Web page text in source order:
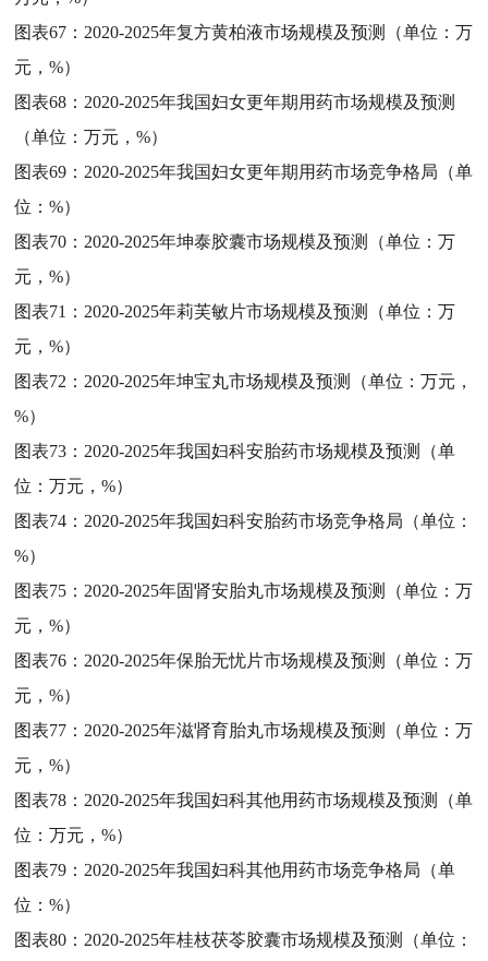
图表67： 2020-2025年复方黄柏液市场规模及预测（单位：万
元，%）
图表68： 2020-2025年我国妇女更年期用药市场规模及预测
（单位：万元，%）
图表69： 2020-2025年我国妇女更年期用药市场竞争格局（单
位：%）
图表70： 2020-2025年坤泰胶囊市场规模及预测（单位：万
元，%）
图表71： 2020-2025年莉芙敏片市场规模及预测（单位：万
元，%）
图表72： 2020-2025年坤宝丸市场规模及预测（单位：万元，
%）
图表73： 2020-2025年我国妇科安胎药市场规模及预测（单
位：万元，%）
图表74： 2020-2025年我国妇科安胎药市场竞争格局（单位：
%）
图表75： 2020-2025年固肾安胎丸市场规模及预测（单位：万
元，%）
图表76： 2020-2025年保胎无忧片市场规模及预测（单位：万
元，%）
图表77： 2020-2025年滋肾育胎丸市场规模及预测（单位：万
元，%）
图表78： 2020-2025年我国妇科其他用药市场规模及预测（单
位：万元，%）
图表79： 2020-2025年我国妇科其他用药市场竞争格局（单
位：%）
图表80： 2020-2025年桂枝茯苓胶囊市场规模及预测（单位：